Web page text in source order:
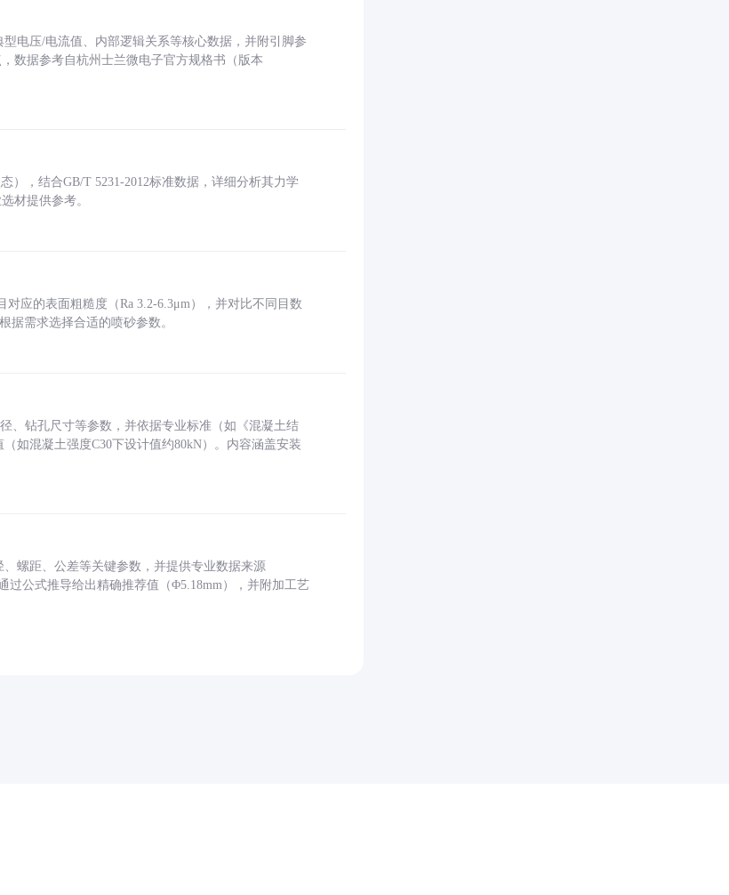
电压/电流值、内部逻辑关系等核心数据，并附引脚参
数据参考自杭州士兰微电子官方规格书（版本
），结合GB/T 5231-2012标准数据，详细分析其力学
材提供参考。
应的表面粗糙度（Ra 3.2-6.3μm），并对比不同目数
据需求选择合适的喷砂参数。
、钻孔尺寸等参数，并依据专业标准（如《混凝土结
如混凝土强度C30下设计值约80kN）。内容涵盖安装
螺距、公差等关键参数，并提供专业数据来源
过公式推导给出精确推荐值（Φ5.18mm），并附加工艺